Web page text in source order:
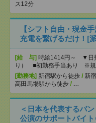
ス12分
【シフト自由・現金
充電を繋げるだけ！[
[給 与] 時給1414円～ ▼日
り） ■初勤務手当あり ※規
[勤務地] 新宿駅から徒歩 / 新
高田馬場駅から徒歩 / …
＜日本を代表するバ
公演のサポートバイ